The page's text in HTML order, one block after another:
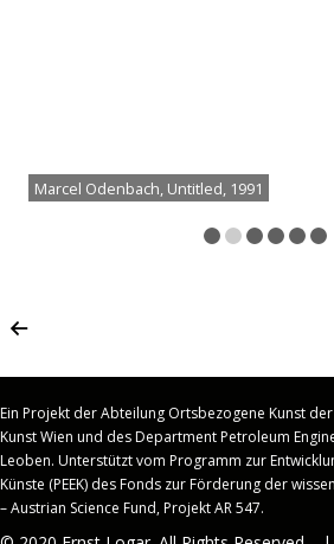
Marcel Odenbach, Untitled, 1991
Ein Projekt der Abteilung Ortsbezogene Kunst
Kunst Wien und des Department Petroleum
Leoben. Unterstützt vom Programm zur
Künste (PEEK) des Fonds zur Förderung der
– Austrian Science Fund, Projekt AR 547.